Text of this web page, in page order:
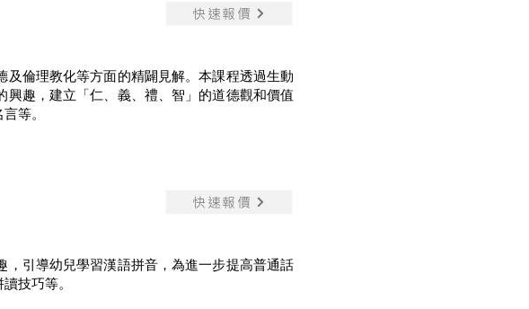
快速報價
及倫理教化等方面的精闢見解。本課程透過生動
趣，建立「仁、義、禮、智」的道德觀和價值
等。
快速報價
引導幼兒學習漢語拼音，為進一步提高普通話
技巧等。